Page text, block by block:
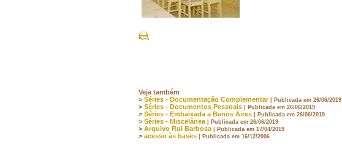
Veja também
> Séries - Documentação Complementar | Publicada em 26/06/2019
> Séries - Documentos Pessoais | Publicada em 26/06/2019
> Séries - Embaixada a Benos Aires | Publicada em 26/06/2019
> Séries - Miscelânea | Publicada em 26/06/2019
> Arquivo Rui Barbosa | Publicada em 17/04/2019
> acesso às bases | Publicada em 16/12/2006